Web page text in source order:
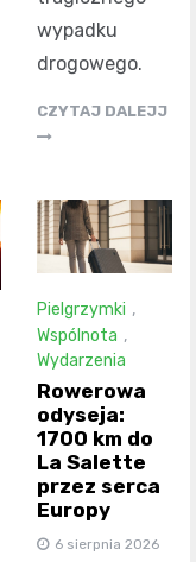
wypadku
drogowego.
CZYTAJ DALEJJ
Pielgrzymki ,
Wspólnota ,
Wydarzenia
Rowerowa
odyseja:
1700 km do
La Salette
przez serca
Europy
6 sierpnia 2026